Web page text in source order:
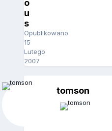
o
u
s
Opublikowano
15
Lutego
2007
tomson